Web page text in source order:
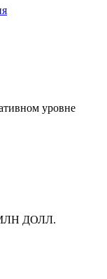
уровне
ДОЛЛ.